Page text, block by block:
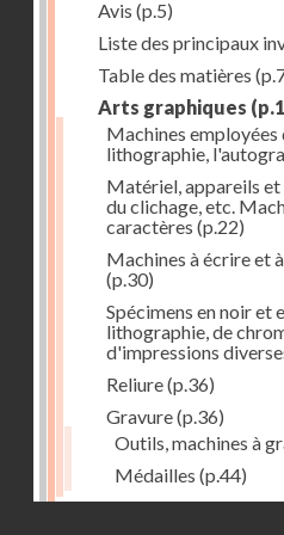
Avis (p.5)
Liste des principaux
Table des matières
Arts graphiques
Machines
lithographie,
Matériel, appareils
du clichage, etc.
caractères (p.22)
Machines à écrire et
(p.30)
Spécimens en noir et
lithographie, de
d'impressions
Reliure(p.36)
Gravure(p.36)
Outils, machines à
Médailles (p.44)